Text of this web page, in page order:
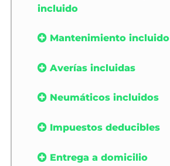
incluido
Mantenimiento incluido
Averías incluidas
Neumáticos incluidos
Impuestos deducibles
Entrega a domicilio